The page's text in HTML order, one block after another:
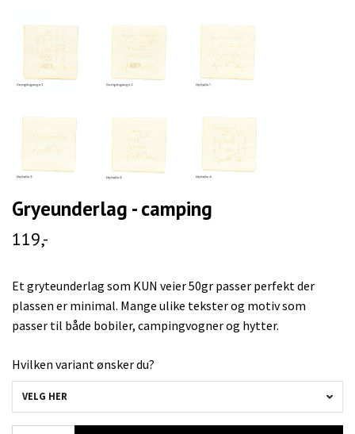
Gryeunderlag - camping
119,-
Et gryteunderlag som KUN veier 50gr passer perfekt der
plassen er minimal. Mange ulike tekster og motiv som
passer til både bobiler, campingvogner og hytter.
Hvilken variant ønsker du?
VELG HER